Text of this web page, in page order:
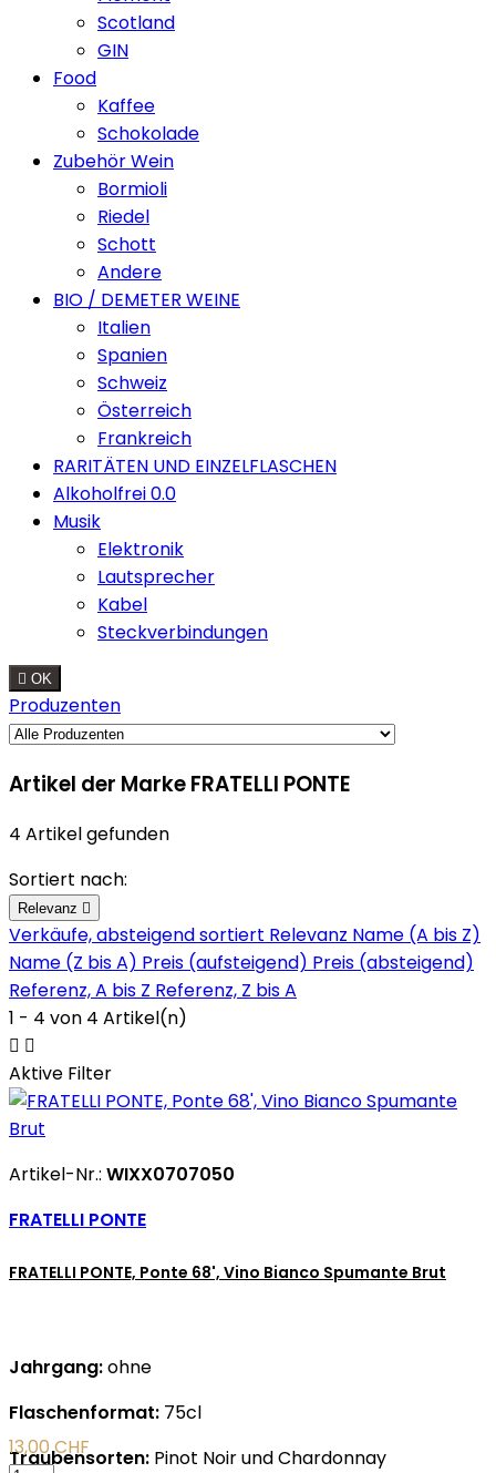
Scotland
GIN
Food
Kaffee
Schokolade
Zubehör Wein
Bormioli
Riedel
Schott
Andere
BIO / DEMETER WEINE
Italien
Spanien
Schweiz
Österreich
Frankreich
RARITÄTEN UND EINZELFLASCHEN
Alkoholfrei 0.0
Musik
Elektronik
Lautsprecher
Kabel
Steckverbindungen
 OK
Produzenten
Artikel der Marke FRATELLI PONTE
4 Artikel gefunden
Sortiert nach:
Relevanz 
Verkäufe, absteigend sortiert Relevanz Name (A bis Z)
Name (Z bis A) Preis (aufsteigend) Preis (absteigend)
Referenz, A bis Z Referenz, Z bis A
1 - 4 von 4 Artikel(n)
 
Aktive Filter
Artikel-Nr.: WIXX0707050
FRATELLI PONTE
FRATELLI PONTE, Ponte 68', Vino Bianco Spumante Brut
Jahrgang:ohne
Flaschenformat: 75cl
Traubensorten: Pinot Noir und Chardonnay
13,00 CHF